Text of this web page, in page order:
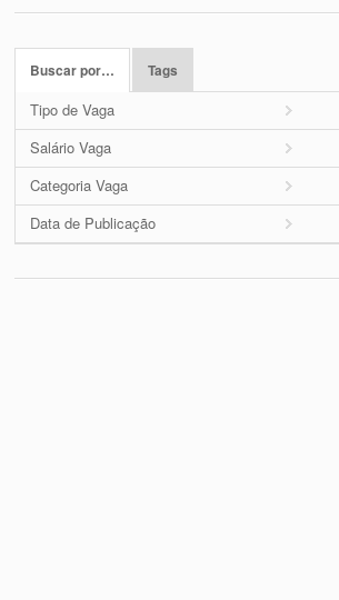
Buscar por… Tags
Tipo de Vaga
Salário Vaga
Categoria Vaga
Data de Publicação